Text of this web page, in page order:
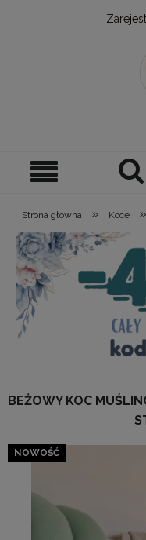
Strona główna » Koce »
BEŻOWY KOC
NOWOŚĆ